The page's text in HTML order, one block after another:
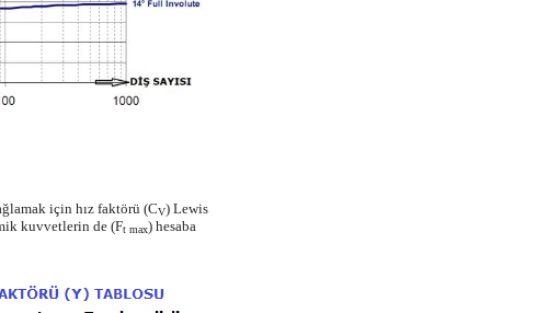
için hız faktörü (CV) Lewis
kuvvetlerin de (Ft max) hesaba